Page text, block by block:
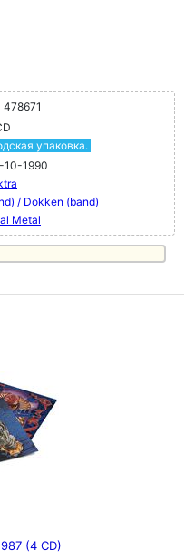
478671
упаковка.
10-1990
/ Dokken (band)
Metal
(4 CD)